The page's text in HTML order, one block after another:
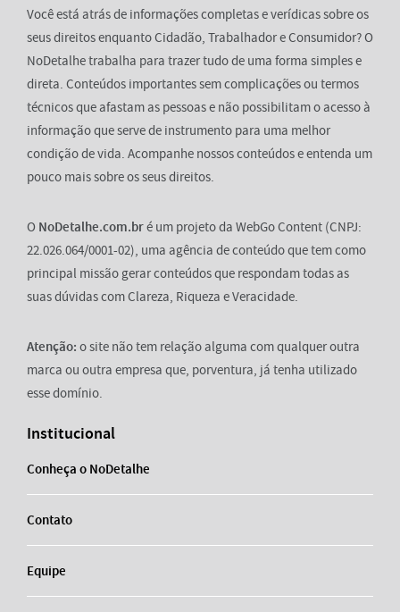
Você está atrás de informações completas e verídicas sobre os
seus direitos enquanto Cidadão, Trabalhador e Consumidor? O
NoDetalhe trabalha para trazer tudo de uma forma simples e
direta. Conteúdos importantes sem complicações ou termos
técnicos que afastam as pessoas e não possibilitam o acesso à
informação que serve de instrumento para uma melhor
condição de vida. Acompanhe nossos conteúdos e entenda um
pouco mais sobre os seus direitos.
O NoDetalhe.com.bré um projeto da WebGo Content (CNPJ:
22.026.064/0001-02), uma agência de conteúdo que tem como
principal missão gerar conteúdos que respondam todas as
suas dúvidas com Clareza, Riqueza e Veracidade.
Atenção: o site não tem relação alguma com qualquer outra
marca ou outra empresa que, porventura, já tenha utilizado
esse domínio.
Institucional
Conheça o NoDetalhe
Contato
Equipe